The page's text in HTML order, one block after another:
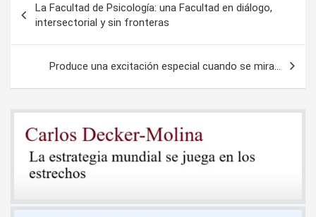
de
entradas
La Facultad de Psicología: una Facultad en diálogo,
intersectorial y sin fronteras
Produce una excitación especial cuando se mira…